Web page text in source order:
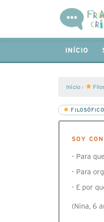
INÍCIO
Início ›
FILOSÓFICO
SOY
- Para
- Para
- E por
(Nina, 6